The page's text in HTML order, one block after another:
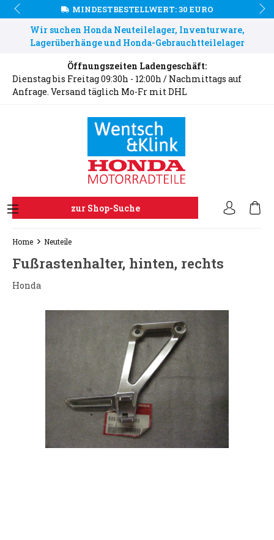
MINDESTBESTELLWERT: 30 EURO
Wir suchen Honda Neuteilelager, Inventurware,
Lagerüberhänge und Honda-Gebrauchtteilelager
Öffnungszeiten Ladengeschäft:
Dienstag bis Freitag 09:30h - 12:00h / Nachmittags auf
Anfrage. Versand täglich Mo-Fr mit DHL
zur Shop-Suche
Home Neuteile
Fußrastenhalter, hinten, rechts
Honda